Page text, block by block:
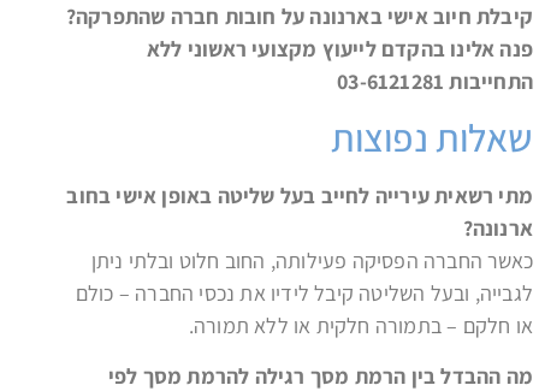
קיבלת חיוב אישי בארנונה על חובות חברה שהתפרקה?
פנה אלינו בהקדם לייעוץ מקצועי ראשוני ללא
התחייבות 03-6121281
שאלות נפוצות
מתי רשאית עירייה לחייב בעל שליטה באופן אישי בחוב
ארנונה?
כאשר החברה הפסיקה פעילותה, החוב חלוט ובלתי ניתן
לגבייה, ובעל השליטה קיבל לידיו את נכסי החברה – כולם
או חלקם – בתמורה חלקית או ללא תמורה.
מה ההבדל בין הרמת מסך רגילה להרמת מסך לפי